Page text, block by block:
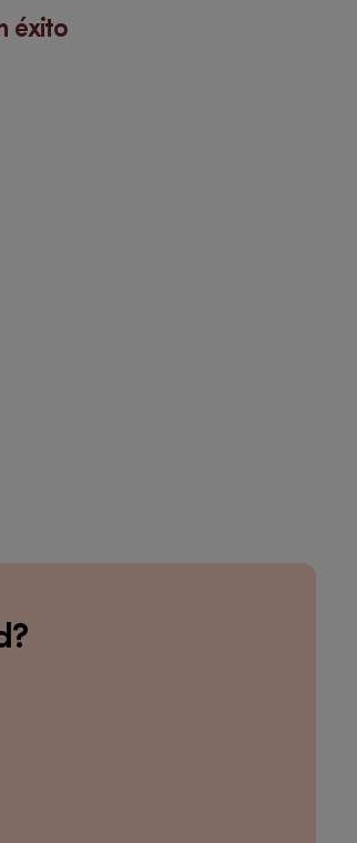
éxito